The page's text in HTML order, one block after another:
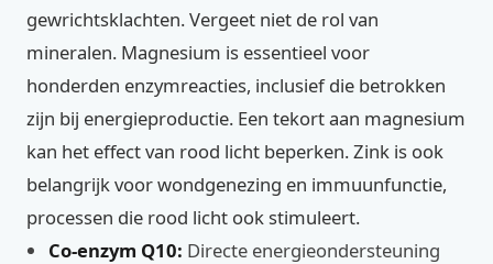
gewrichtsklachten. Vergeet niet de rol van
mineralen. Magnesium is essentieel voor
honderden enzymreacties, inclusief die betrokken
zijn bij energieproductie. Een tekort aan magnesium
kan het effect van rood licht beperken. Zink is ook
belangrijk voor wondgenezing en immuunfunctie,
processen die rood licht ook stimuleert.
Co-enzym Q10: Directe energieondersteuning